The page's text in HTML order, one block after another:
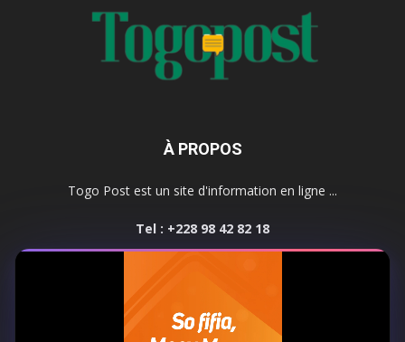
À PROPOS
Togo Post est un site d'information en ligne ...
Tel : +228 98 42 82 18
SUIVEZ NOUS